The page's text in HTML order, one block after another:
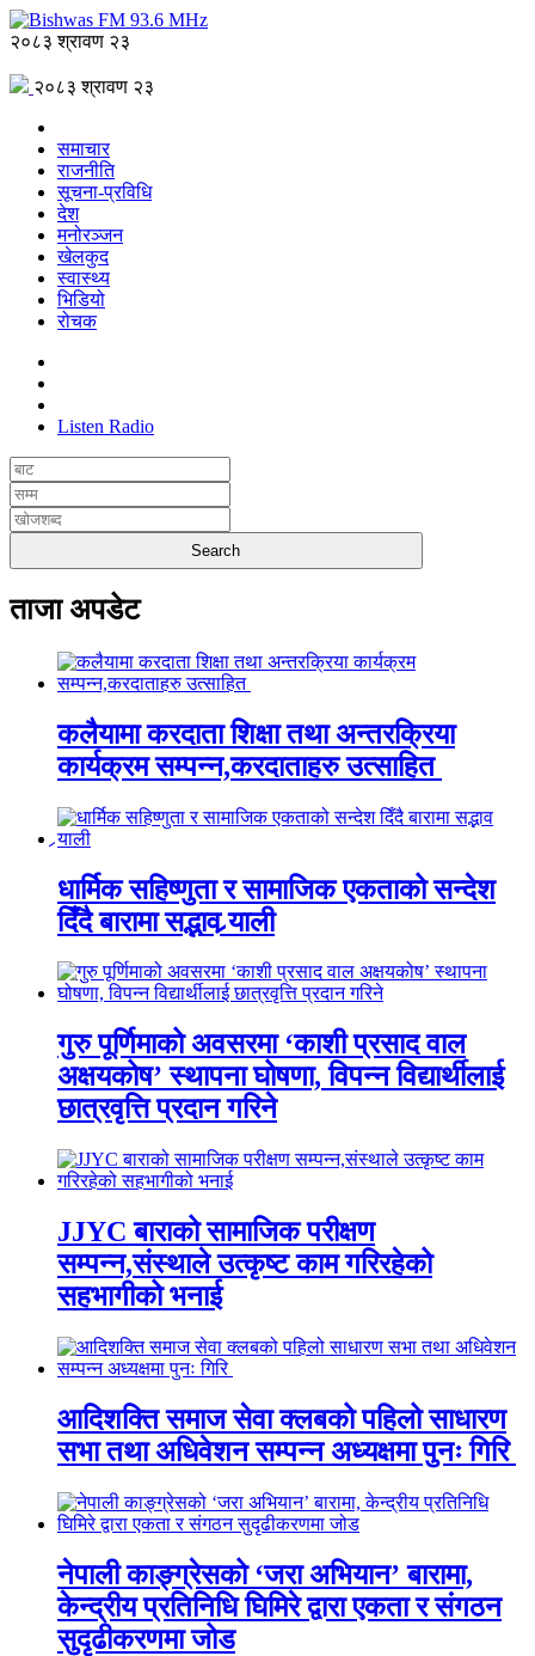
२०८३ श्रावण २३
२०८३ श्रावण २३
समाचार
राजनीति
सूचना-प्रविधि
देश
मनोरञ्जन
खेलकुद
स्वास्थ्य
भिडियो
रोचक
Listen Radio
ताजा अपडेट
कलैयामा करदाता शिक्षा तथा अन्तरक्रिया
कार्यक्रम सम्पन्न,करदाताहरु उत्साहित
धार्मिक सहिष्णुता र सामाजिक एकताको सन्देश
दिँदै बारामा सद्भाव र्‍याली
गुरु पूर्णिमाको अवसरमा ‘काशी प्रसाद वाल
अक्षयकोष’ स्थापना घोषणा, विपन्न विद्यार्थीलाई
छात्रवृत्ति प्रदान गरिने
JJYC बाराको सामाजिक परीक्षण
सम्पन्न,संस्थाले उत्कृष्ट काम गरिरहेको
सहभागीको भनाई
आदिशक्ति समाज सेवा क्लबको पहिलो साधारण
सभा तथा अधिवेशन सम्पन्न अध्यक्षमा पुनः गिरि
नेपाली काङ्ग्रेसको ‘जरा अभियान’ बारामा,
केन्द्रीय प्रतिनिधि घिमिरे द्वारा एकता र संगठन
सुदृढीकरणमा जोड